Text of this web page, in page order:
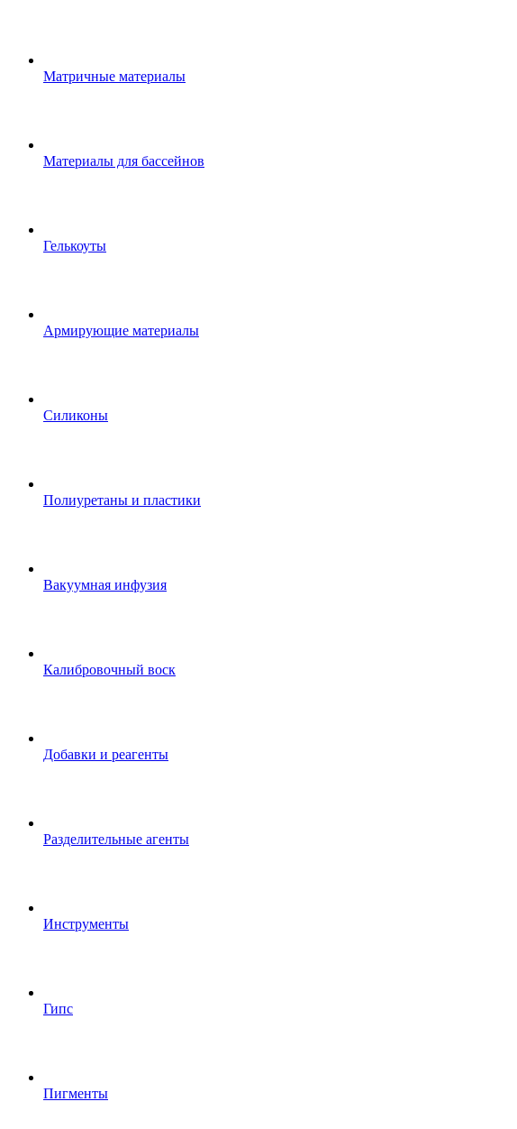
Матричные материалы
Материалы для бассейнов
Гелькоуты
Армирующие материалы
Силиконы
Полиуретаны и пластики
Вакуумная инфузия
Калибровочный воск
Добавки и реагенты
Разделительные агенты
Инструменты
Гипс
Пигменты